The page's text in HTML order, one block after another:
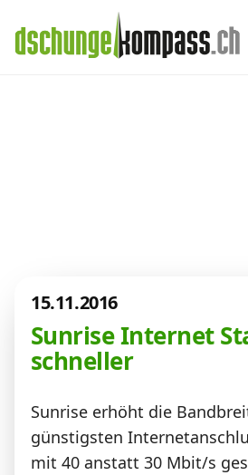
Kombi-Angebote
Aktionen
News
15.11.2016
Sunrise Internet
schneller
Sunrise erhöht die
günstigsten
mit 40 anstatt 30 Mbit/s